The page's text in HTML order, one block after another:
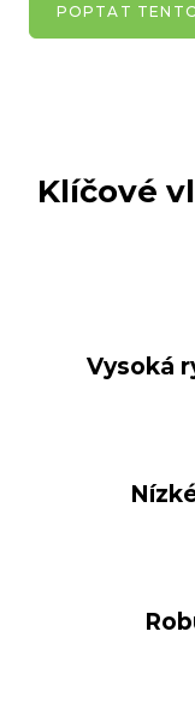
POPTAT
Klíčové
Vysoká